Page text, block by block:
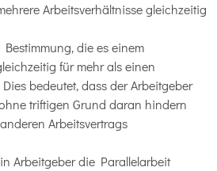
Arbeitsverhältnisse gleichzeitig
die es einem
für mehr als einen
bedeutet, dass der Arbeitgeber
triftigen Grund daran hindern
Arbeitsvertrags
Arbeitgeber die Parallelarbeit